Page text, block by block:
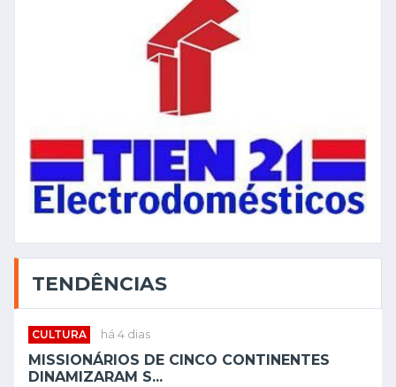
TENDÊNCIAS
CULTURA há 4 dias
MISSIONÁRIOS DE CINCO CONTINENTES
DINAMIZARAM S...